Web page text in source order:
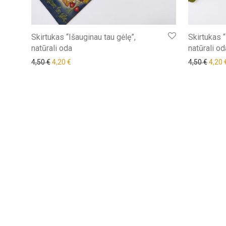
Skirtukas “Išauginau tau gėlę”,
natūrali oda
4,50€Original price was: 4,50 €.
4,20 €
Skirtukas
natūrali
4,50€4,20